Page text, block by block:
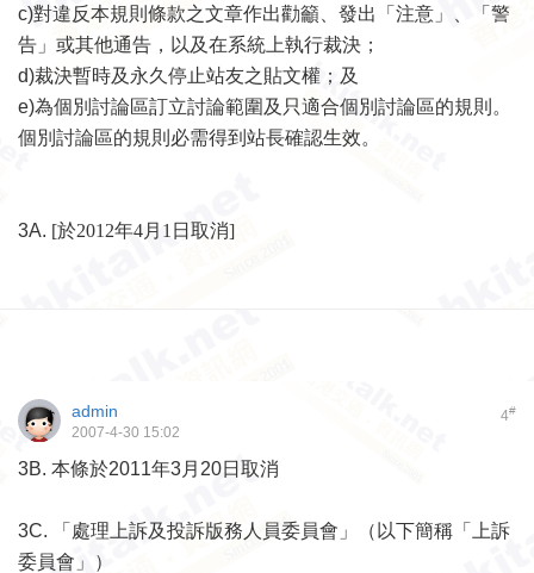
c)對違反本規則條款之文章作出勸籲、發出「注意」、「警
告」或其他通告，以及在系統上執行裁決；
d)裁決暫時及永久停止站友之貼文權；及
e)為個別討論區訂立討論範圍及只適合個別討論區的規則。
個別討論區的規則必需得到站長確認生效。
3A. [於2012年4月1日取消]
4#
admin
2007-4-30 15:02
3B. 本條於2011年3月20日取消
3C. 「處理上訴及投訴版務人員委員會」（以下簡稱「上訴
委員會」）